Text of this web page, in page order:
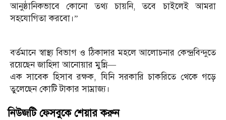
আনুষ্ঠানিকভাবে কোনো তথ্য চায়নি, তবে চাইলেই আমরা
সহযোগিতা করবো।”
বর্তমানে স্বাস্থ্য বিভাগ ও ঠিকাদার মহলে আলোচনার কেন্দ্রবিন্দুতে
রয়েছেন জাহিদা আনোয়ার মুন্নি—
এক সাবেক হিসাব রক্ষক, যিনি সরকারি চাকরিতে থেকে গড়ে
তুলেছেন কোটি টাকার সাম্রাজ্য।
নিউজটি ফেসবুকে শেয়ার করুন